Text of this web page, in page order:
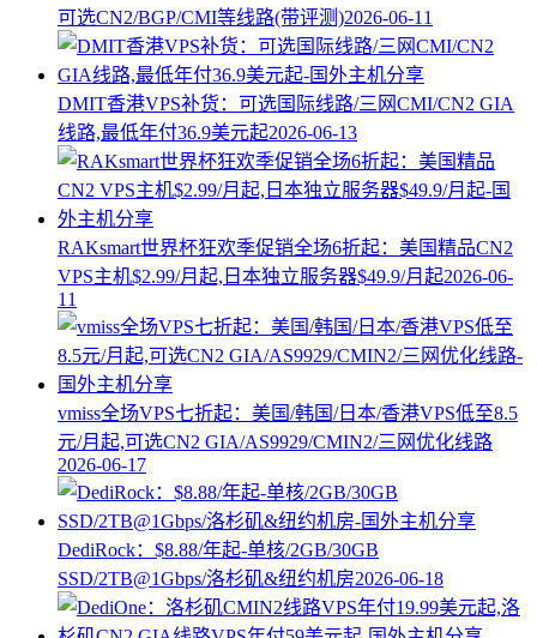
可选CN2/BGP/CMI等线路(带评测)2026-06-11
DMIT香港VPS补货：可选国际线路/三网CMI/CN2 GIA
线路,最低年付36.9美元起2026-06-13
RAKsmart世界杯狂欢季促销全场6折起：美国精品CN2
VPS主机$2.99/月起,日本独立服务器$49.9/月起2026-06-
11
vmiss全场VPS七折起：美国/韩国/日本/香港VPS低至8.5
元/月起,可选CN2 GIA/AS9929/CMIN2/三网优化线路
2026-06-17
DediRock：$8.88/年起-单核/2GB/30GB
SSD/2TB@1Gbps/洛杉矶&纽约机房2026-06-18